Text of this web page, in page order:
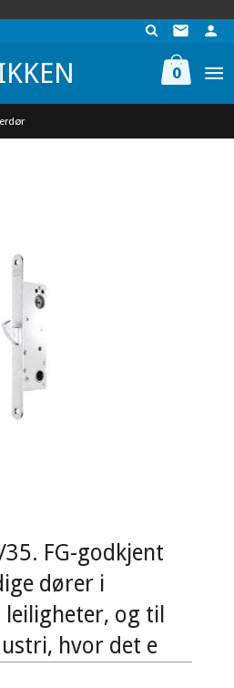
0
35. FG-godkjent
dører i
og til
hvor det e